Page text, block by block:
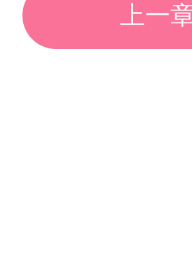
上一